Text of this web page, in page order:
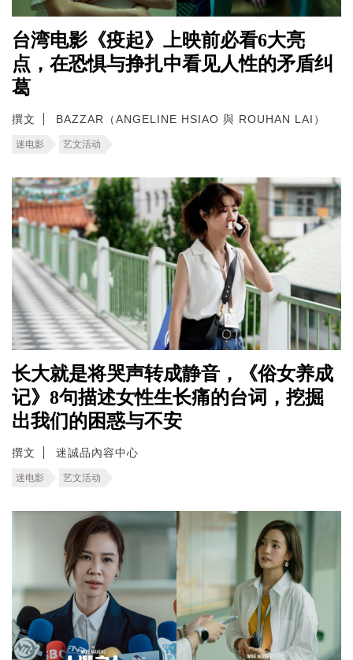
台湾电影《疫起》上映前必看6大亮
点，在恐惧与挣扎中看见人性的矛盾纠
葛
撰文 BAZZAR（ANGELINE HSIAO 與 ROUHAN LAI）
迷电影 艺文活动
长大就是将哭声转成静音，《俗女养成
记》8句描述女性生长痛的台词，挖掘
出我们的困惑与不安
撰文 迷誠品內容中心
迷电影 艺文活动